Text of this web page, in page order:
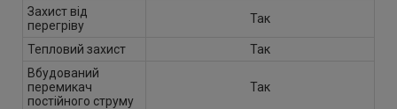
Захист від
перегріву
Так
Тепловий захист
Так
Вбудований
перемикач
постійного струму
Так